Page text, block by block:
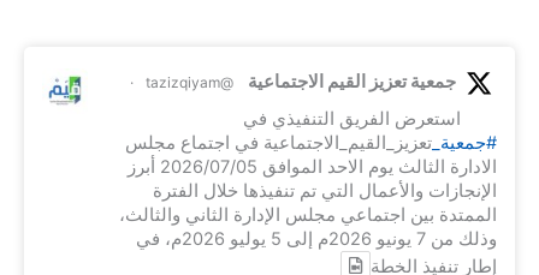
جمعية تعزيز القيم الاجتماعية @tazizqiyam
·
استعرض الفريق التنفيذي في
#جمعية_ تعزيز_القيم_الاجتماعية في اجتماع مجلس
الادارة الثالث يوم الاحد الموافق 2026/07/05 أبرز
الإنجازات والأعمال التي تم تنفيذها خلال الفترة
الممتدة بين اجتماعي مجلس الإدارة الثاني والثالث،
وذلك من 7 يونيو 2026م إلى 5 يوليو 2026م، في
إطار تنفيذ الخطة